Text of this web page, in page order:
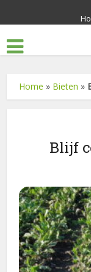
Home » Bieten »
Blijf